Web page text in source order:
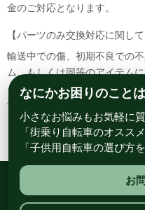
金のご対応となります。
【パーツのみ交換対応に関して
輸送中での傷、初期不良での
ム、もしくは同等のアイテム
その場合該当部品を着払いに
予めご了承ください。
総合自転車専門店
なにかお困りのこと
小さなお悩みもお気軽に
「街乗り自転車のオスス
「子供用自転車の選び方
お